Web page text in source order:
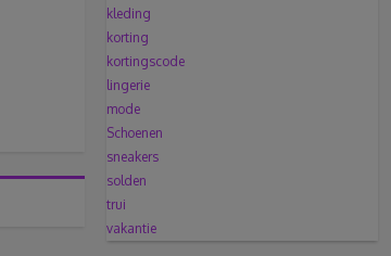
kleding
korting
kortingscode
lingerie
mode
Schoenen
sneakers
solden
trui
vakantie